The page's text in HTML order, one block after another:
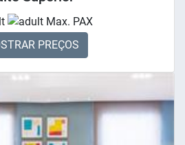
Max. PAX
PREÇOS